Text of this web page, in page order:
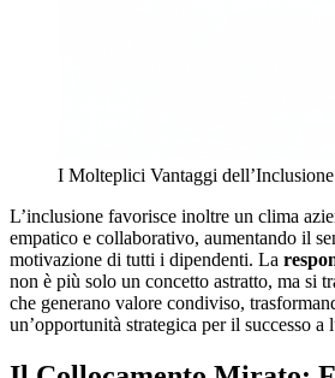
I Molteplici Vantaggi
L’inclusione favorisce inoltre un clima
empatico e collaborativo, aumentando il
motivazione di tutti i dipendenti. La
non è più solo un concetto astratto, ma si
che generano valore condiviso,
un’opportunità strategica per il successo a